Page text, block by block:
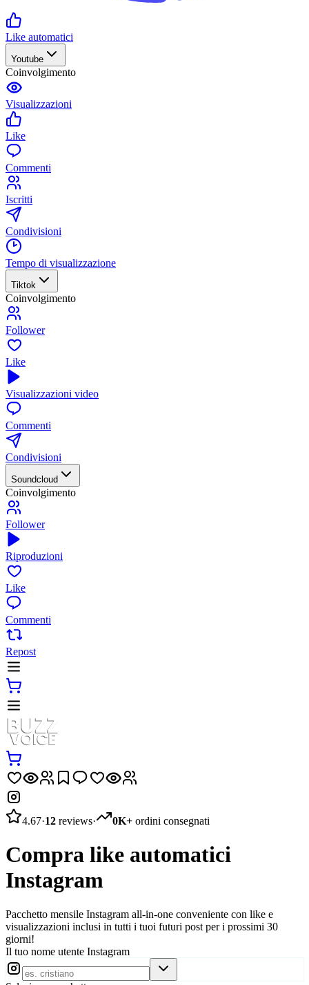
Like automatici
Youtube
Coinvolgimento
Visualizzazioni
Like
Commenti
Iscritti
Condivisioni
Tempo di visualizzazione
Tiktok
Coinvolgimento
Follower
Like
Visualizzazioni video
Commenti
Condivisioni
Soundcloud
Coinvolgimento
Follower
Riproduzioni
Like
Commenti
Repost
4.67·12 reviews· 0K+ ordini consegnati
Compra like automatici
Instagram
Pacchetto mensile Instagram all-in-one conveniente con like e
visualizzazioni inclusi in tutti i tuoi futuri post per i prossimi 30
giorni!
Il tuo nome utente Instagram